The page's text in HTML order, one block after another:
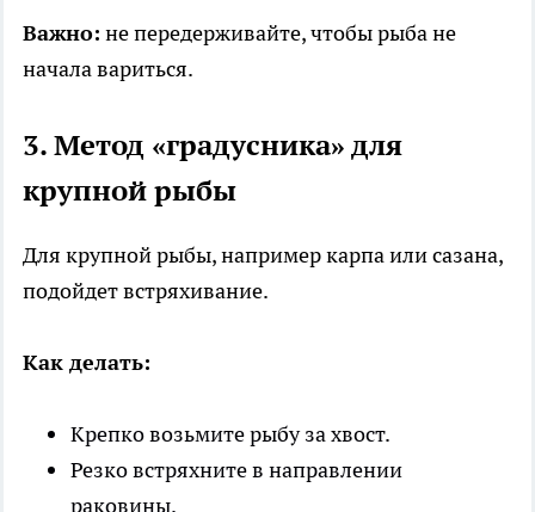
Важно: не передерживайте, чтобы рыба не
начала вариться.
3. Метод «градусника» для
крупной рыбы
Для крупной рыбы, например карпа или сазана,
подойдет встряхивание.
Как делать:
Крепко возьмите рыбу за хвост.
Резко встряхните в направлении
раковины.